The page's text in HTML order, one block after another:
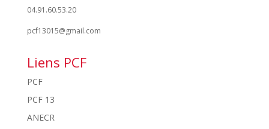
04.91.60.53.20
pcf13015@gmail.com
Liens PCF
PCF
PCF 13
ANECR